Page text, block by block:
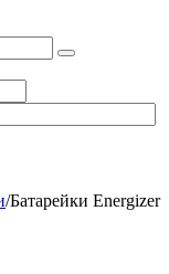
/Батарейки Energizer